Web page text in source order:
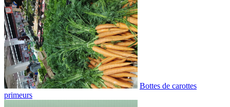
Bottes de carottes
primeurs